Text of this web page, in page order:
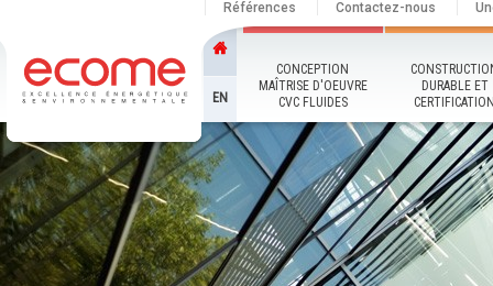
Références Contactez-nous
EN
CONCEPTION
MAÎTRISE D'OEUVRE
CVC FLUIDES
DURABLE ET